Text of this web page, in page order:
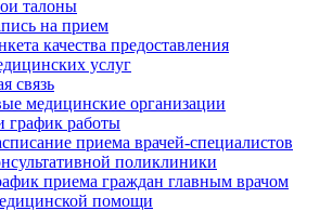
талоны
на прием
качества предоставления
услуг
связь
медицинские организации
график работы
приема врачей-специалистов
поликлиники
приема граждан главным врачом
помощи